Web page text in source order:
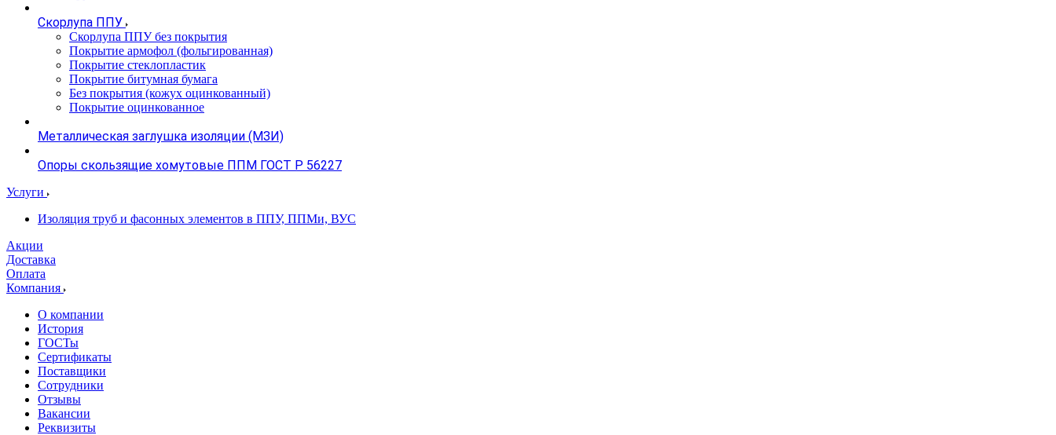
Скорлупа ППУ
Скорлупа ППУ без покрытия
Покрытие армофол (фольгированная)
Покрытие стеклопластик
Покрытие битумная бумага
Без покрытия (кожух оцинкованный)
Покрытие оцинкованное
Металлическая заглушка изоляции (МЗИ)
Опоры скользящие хомутовые ППМ ГОСТ Р 56227
Услуги
Изоляция труб и фасонных элементов в ППУ, ППМи, ВУС
Акции
Доставка
Оплата
Компания
О компании
История
ГОСТы
Сертификаты
Поставщики
Сотрудники
Отзывы
Вакансии
Реквизиты